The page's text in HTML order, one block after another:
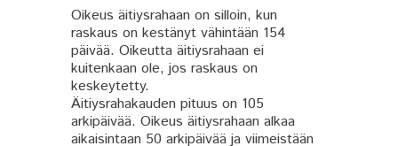
Oikeus äitiysrahaan on silloin, kun
raskaus on kestänyt vähintään 154
päivää. Oikeutta äitiys­rahaan ei
kuitenkaan ole, jos raskaus on
keskeytetty.
Äitiysrahakauden pituus on 105
arkipäivää. Oikeus äitiysrahaan alkaa
aikaisintaan 50 arkipäivää ja viimeistään